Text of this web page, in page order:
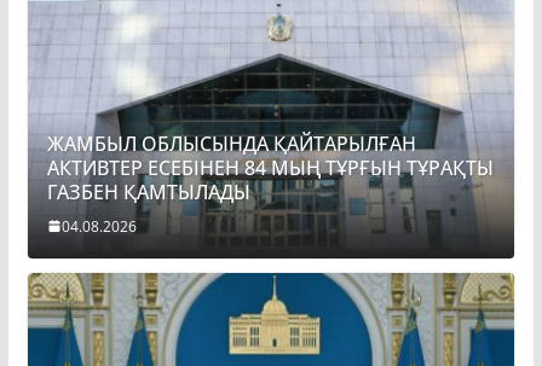
ЖАМБЫЛ ОБЛЫСЫНДА ҚАЙТАРЫЛҒАН
АКТИВТЕР ЕСЕБІНЕН 84 МЫҢ ТҰРҒЫН ТҰРАҚТЫ
ГАЗБЕН ҚАМТЫЛАДЫ
04.08.2026